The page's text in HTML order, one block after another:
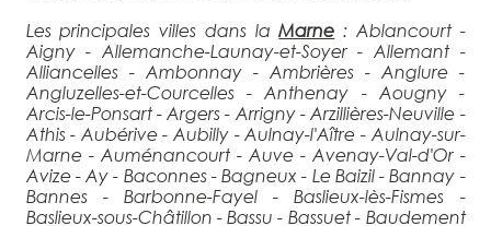
Les principales villes dans laMarne : Ablancourt -
Aigny - Allemanche-Launay-et-Soyer - Allemant -
Alliancelles - Ambonnay - Ambrières - Anglure -
Angluzelles-et-Courcelles - Anthenay - Aougny -
Arcis-le-Ponsart - Argers - Arrigny - Arzillières-Neuville -
Athis - Aubérive - Aubilly - Aulnay-l'Aître - Aulnay-sur-
Marne - Auménancourt - Auve - Avenay-Val-d'Or -
Avize - Ay - Baconnes - Bagneux - Le Baizil - Bannay -
Bannes - Barbonne-Fayel - Baslieux-lès-Fismes -
Baslieux-sous-Châtillon - Bassu - Bassuet - Baudement